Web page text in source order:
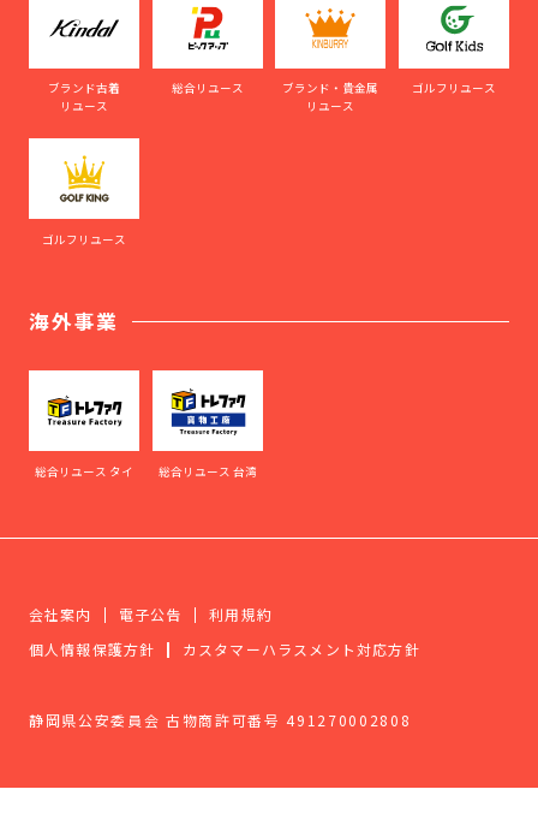
ブランド古着
リユース
総合リユース
ブランド・貴金属
リユース
ゴルフリユース
ゴルフリユース
海外事業
総合リユース タイ 総合リユース 台湾
会社案内 電子公告
利用規約
個人情報保護方針
カスタマーハラスメント対応方針
静岡県公安委員会 古物商許可番号 491270002808